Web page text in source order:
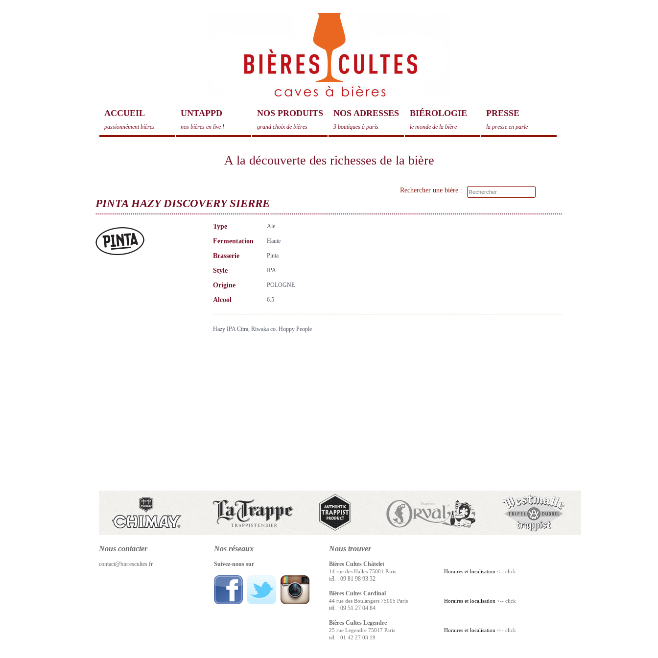
ACCUEIL
passionnément bières
UNTAPPD
nos bières en live !
NOS PRODUITS
grand choix de bières
NOS ADRESSES
3 boutiques à paris
BIÉROLOGIE
le monde de la bière
PRESSE
la presse en parle
A la découverte des richesses de la bière
Rechercher une bière :
PINTA HAZY DISCOVERY SIERRE
Type Ale
Fermentation Haute
Brasserie Pinta
Style IPA
Origine POLOGNE
Alcool 6.5
Hazy IPA Citra, Riwaka co. Hoppy People
Nous contacter
contact@bierescultes.fr
Nos réseaux
Suivez-nous sur
Nous trouver
Bières Cultes Châtelet
14 rue des Halles 75001 Paris
tél. : 09 81 98 93 32
Bières Cultes Cardinal
44 rue des Boulangers 75005 Paris
tél. : 09 51 27 04 84
Bières Cultes Legendre
25 rue Legendre 75017 Paris
tél. : 01 42 27 03 19
Horaires et localisation <-- click
Horaires et localisation <-- click
Horaires et localisation <-- click